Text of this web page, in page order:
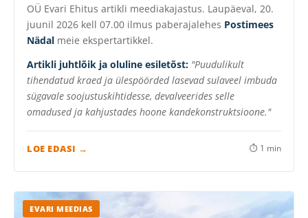
OÜ Evari Ehitus artikli meediakajastus. Laupäeval, 20.
juunil 2026 kell 07.00 ilmus paberajalehes Postimees
Nädal meie ekspertartikkel.
Artikli juhtlõik ja oluline esiletõst: "Puudulikult
tihendatud kraed ja ülespöörded lasevad sulaveel imbuda
sügavale soojustuskihtidesse, devalveerides selle
omadused ja kahjustades hoone kandekonstruktsioone."
LOE EDASI → ⏱ 1 min
EVARI MEEDIAS